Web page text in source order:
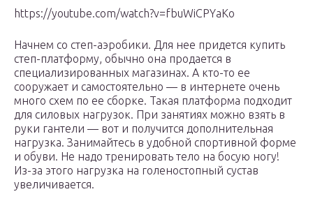
https://youtube.com/watch?v=fbuWiCPYaKo
Начнем со степ-аэробики. Для нее придется купить
степ-платформу, обычно она продается в
специализированных магазинах. А кто-то ее
сооружает и самостоятельно — в интернете очень
много схем по ее сборке. Такая платформа подходит
для силовых нагрузок. При занятиях можно взять в
руки гантели — вот и получится дополнительная
нагрузка. Занимайтесь в удобной спортивной форме
и обуви. Не надо тренировать тело на босую ногу!
Из-за этого нагрузка на голеностопный сустав
увеличивается.